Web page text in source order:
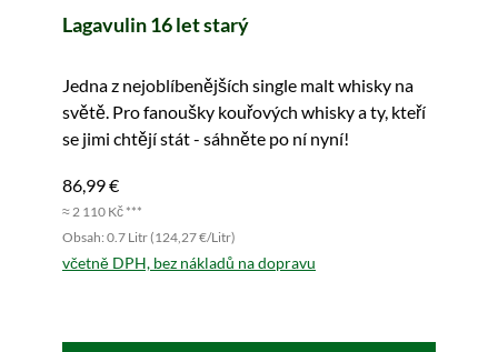
Lagavulin 16 let starý
Jedna z nejoblíbenějších single malt whisky na
světě. Pro fanoušky kouřových whisky a ty, kteří
se jimi chtějí stát - sáhněte po ní nyní!
86,99 €
≈ 2 110 Kč ***
Obsah: 0.7 Litr (124,27 €/Litr)
včetně DPH, bez nákladů na dopravu